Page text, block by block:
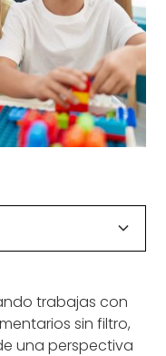
trabajas con
sin filtro,
una perspectiva